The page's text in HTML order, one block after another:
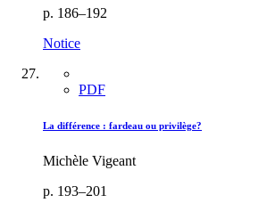
p. 186–192
Notice
PDF
La différence : fardeau ou privilège?
Michèle Vigeant
p. 193–201